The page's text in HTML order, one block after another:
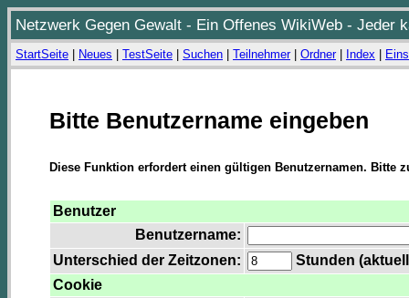
Netzwerk Gegen Gewalt - Ein Offenes WikiWeb - Jeder
StartSeite Neues TestSeite Suchen Teilnehmer| Ordner| Index
Bitte Benutzername eingeben
Diese Funktion erfordert einen gültigen Benutzernamen. Bitte
Benutzer
Benutzername:
Unterschied der Zeitzonen:
Stunden
Cookie